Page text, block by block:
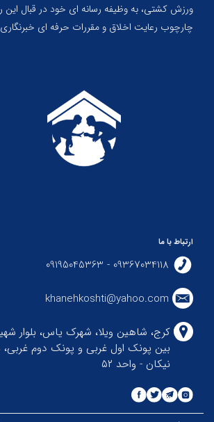
ورزش کشتی، به وظیفه رسانه ای خود در قبال این
چارچوب رعایت اخلاق و مقررات حرفه ای
ارتباط با ما
09367034118 - 09195045363
khanehkoshti@yahoo.com
کرج، شاهین ویلا، شهرک یاس، بلوار
بین پونک اول غربی و پونک دوم
نیکان - واحد ۵۲